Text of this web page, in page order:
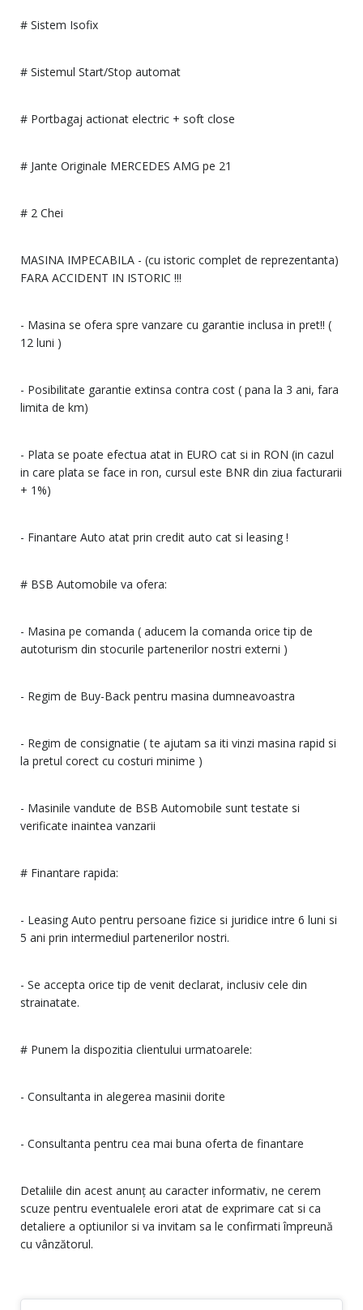
# Sistem Isofix
# Sistemul Start/Stop automat
# Portbagaj actionat electric + soft close
# Jante Originale MERCEDES AMG pe 21
# 2 Chei
MASINA IMPECABILA - (cu istoric complet de reprezentanta)
FARA ACCIDENT IN ISTORIC !!!
- Masina se ofera spre vanzare cu garantie inclusa in pret!! (
12 luni )
- Posibilitate garantie extinsa contra cost ( pana la 3 ani, fara
limita de km)
- Plata se poate efectua atat in EURO cat si in RON (in cazul
in care plata se face in ron, cursul este BNR din ziua facturarii
+ 1%)
- Finantare Auto atat prin credit auto cat si leasing !
# BSB Automobile va ofera:
- Masina pe comanda ( aducem la comanda orice tip de
autoturism din stocurile partenerilor nostri externi )
- Regim de Buy-Back pentru masina dumneavoastra
- Regim de consignatie ( te ajutam sa iti vinzi masina rapid si
la pretul corect cu costuri minime )
- Masinile vandute de BSB Automobile sunt testate si
verificate inaintea vanzarii
# Finantare rapida:
- Leasing Auto pentru persoane fizice si juridice intre 6 luni si
5 ani prin intermediul partenerilor nostri.
- Se accepta orice tip de venit declarat, inclusiv cele din
strainatate.
# Punem la dispozitia clientului urmatoarele:
- Consultanta in alegerea masinii dorite
- Consultanta pentru cea mai buna oferta de finantare
Detaliile din acest anunț au caracter informativ, ne cerem
scuze pentru eventualele erori atat de exprimare cat si ca
detaliere a optiunilor si va invitam sa le confirmati împreună
cu vânzătorul.